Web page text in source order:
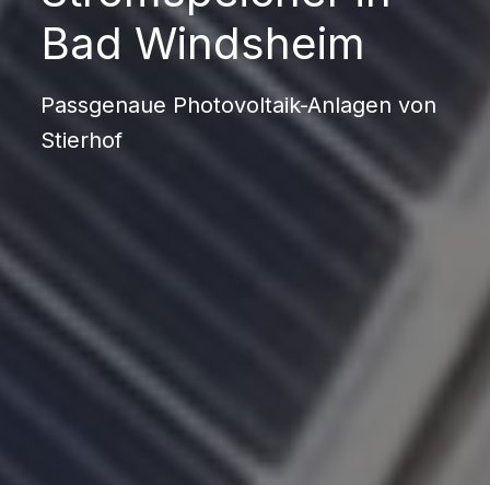
Bad Windsheim
Passgenaue Photovoltaik-Anlagen von
Stierhof